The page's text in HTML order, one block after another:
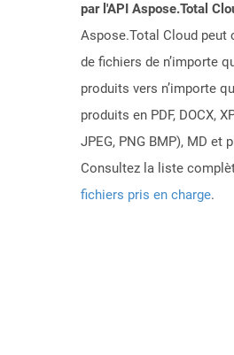
par l'API Aspose.Total
Aspose.Total Cloud peut
de fichiers de n’importe
produits vers n’importe
produits en PDF, DOCX,
JPEG, PNG BMP), MD et
Consultez la liste
fichiers pris en charge.